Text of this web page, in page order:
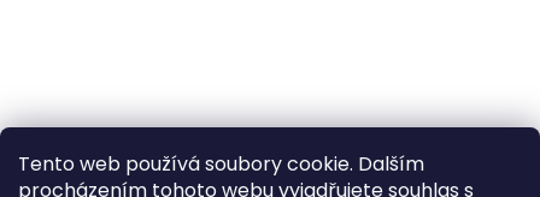
Tento web používá soubory cookie. Dalším
procházením tohoto webu vyjadřujete souhlas s